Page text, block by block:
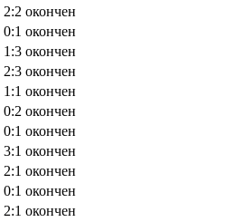
2:2 окончен
0:1 окончен
1:3 окончен
2:3 окончен
1:1 окончен
0:2 окончен
0:1 окончен
3:1 окончен
2:1 окончен
0:1 окончен
2:1 окончен